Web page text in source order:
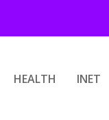
HEALTH INET